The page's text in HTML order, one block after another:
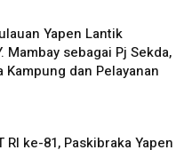
Yapen Lantik
Mambay sebagai Pj Sekda,
Kampung dan Pelayanan
RI ke-81, Paskibraka Yapen